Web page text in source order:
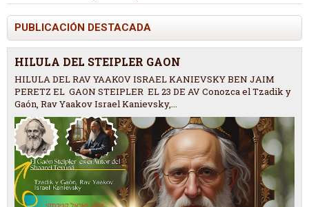
PUBLICACIÓN DESTACADA
HILULA DEL STEIPLER GAON
HILULA DEL RAV YAAKOV ISRAEL KANIEVSKY BEN JAIM
PERETZ EL GAON STEIPLER EL 23 DE AV Conozca el Tzadik y
Gaón, Rav Yaakov Israel Kanievsky,...